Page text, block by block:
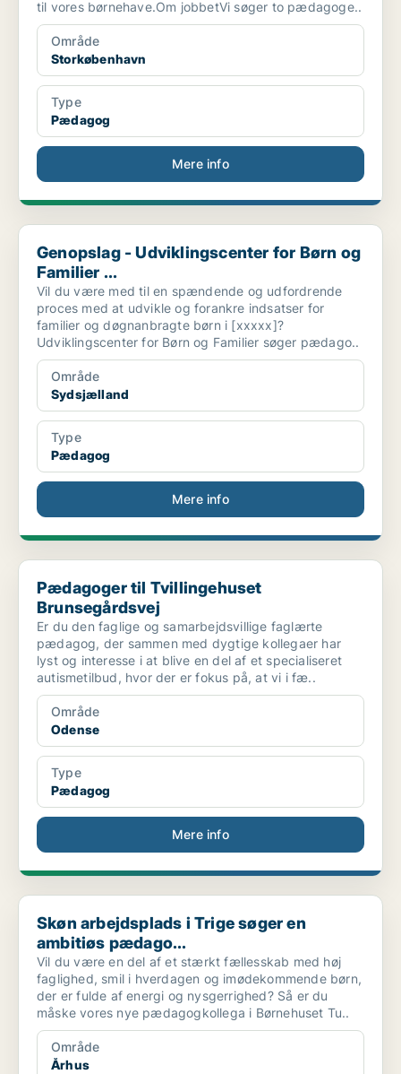
til vores børnehave.Om jobbetVi søger to pædagoge..
Område
Storkøbenhavn
Type
Pædagog
Mere info
Genopslag - Udviklingscenter for Børn og Familier ...
Genopslag - Udviklingscenter for Børn og
Familier ...
Vil du være med til en spændende og udfordrende
proces med at udvikle og forankre indsatser for
familier og døgnanbragte børn i [xxxxx]?
Udviklingscenter for Børn og Familier søger pædago..
Område
Sydsjælland
Type
Pædagog
Mere info
Pædagoger til Tvillingehuset Brunsegårdsvej
Pædagoger til Tvillingehuset
Brunsegårdsvej
Er du den faglige og samarbejdsvillige faglærte
pædagog, der sammen med dygtige kollegaer har
lyst og interesse i at blive en del af et specialiseret
autismetilbud, hvor der er fokus på, at vi i fæ..
Område
Odense
Type
Pædagog
Mere info
Skøn arbejdsplads i Trige søger en ambitiøs pædago...
Skøn arbejdsplads i Trige søger en
ambitiøs pædago...
Vil du være en del af et stærkt fællesskab med høj
faglighed, smil i hverdagen og imødekommende børn,
der er fulde af energi og nysgerrighed? Så er du
måske vores nye pædagogkollega i Børnehuset Tu..
Område
Århus